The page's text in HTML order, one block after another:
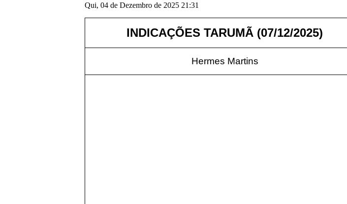
Qui, 04 de Dezembro de 2025 21:31
INDICAÇÕES TARUMÃ (07/12/2025)
Hermes Martins